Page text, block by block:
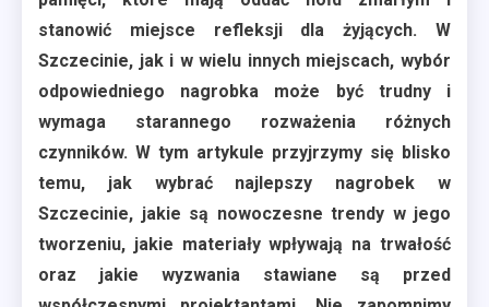
stanowić miejsce refleksji dla żyjących. W
Szczecinie, jak i w wielu innych miejscach, wybór
odpowiedniego nagrobka może być trudny i
wymaga starannego rozważenia różnych
czynników. W tym artykule przyjrzymy się blisko
temu, jak wybrać najlepszy nagrobek w
Szczecinie, jakie są nowoczesne trendy w jego
tworzeniu, jakie materiały wpływają na trwałość
oraz jakie wyzwania stawiane są przed